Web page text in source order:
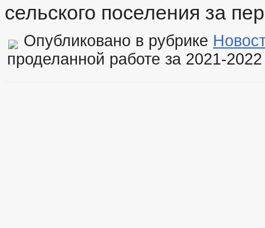
сельского поселения за
Опубликовано в рубрике
проделанной работе за 2021-2022